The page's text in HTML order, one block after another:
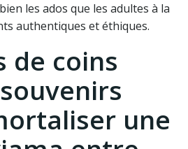
les ados que les adultes à la
authentiques et éthiques.
de coins
une